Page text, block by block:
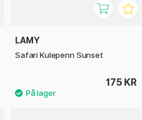
LAMY
Safari Kulepenn Sunset
175 KR